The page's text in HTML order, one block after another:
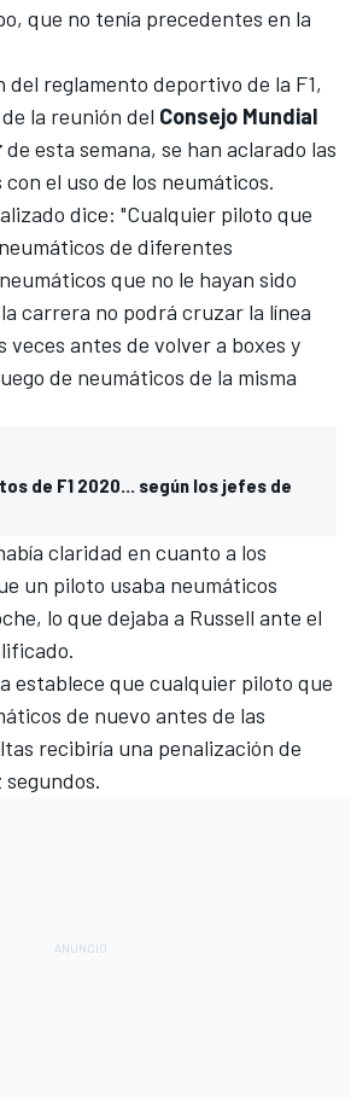
que no tenía precedentes en la
del reglamento deportivo de la F1,
la reunión del Consejo Mundial
de esta semana, se han aclarado las
el uso de los neumáticos.
dice: "Cualquier piloto que
de diferentes
que no le hayan sido
carrera no podrá cruzar la línea
veces antes de volver a boxes y
de neumáticos de la misma
de F1 2020... según los jefes de
claridad en cuanto a los
un piloto usaba neumáticos
lo que dejaba a Russell ante el
establece que cualquier piloto que
de nuevo antes de las
recibiría una penalización de
segundos.